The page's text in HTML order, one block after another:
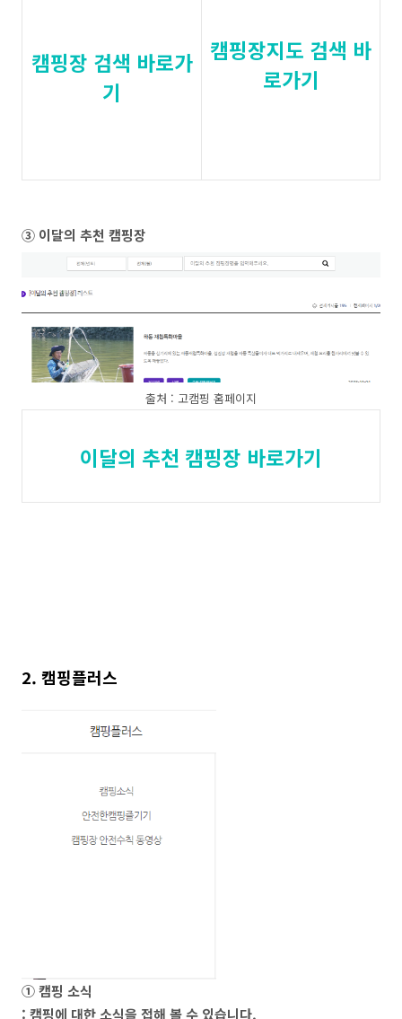
캠핑장 검색 바로가
기
캠핑장지도 검색 바
로가기
③ 이달의 추천 캠핑장
출처 : 고캠핑 홈페이지
이달의 추천 캠핑장 바로가기
2. 캠핑플러스
① 캠핑 소식
: 캠핑에 대한 소식을 접해 볼 수 있습니다.